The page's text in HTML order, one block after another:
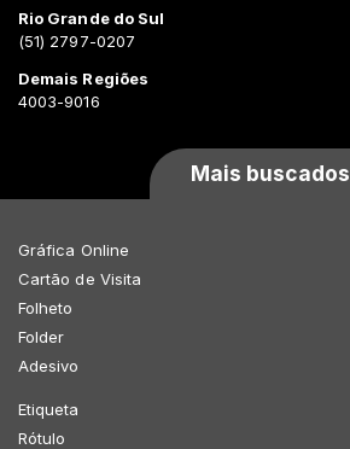
Rio Grande do Sul
(51) 2797-0207
Demais Regiões
4003-9016
Mais buscados
Gráfica Online
Cartão de Visita
Folheto
Folder
Adesivo
Etiqueta
Rótulo